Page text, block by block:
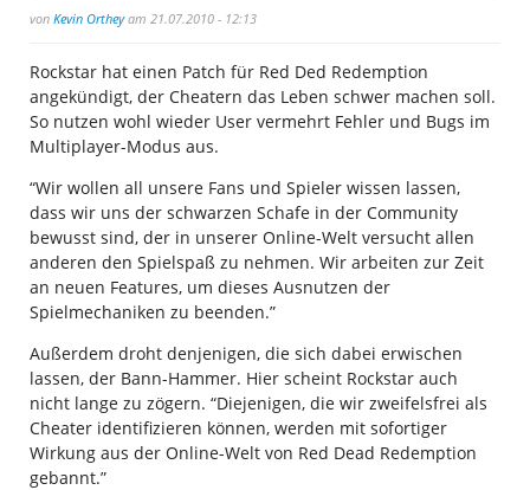
von Kevin Ortheyam 21.07.2010 - 12:13
Rockstar hat einen Patch für Red Ded Redemption
angekündigt, der Cheatern das Leben schwer machen soll.
So nutzen wohl wieder User vermehrt Fehler und Bugs im
Multiplayer-Modus aus.
“Wir wollen all unsere Fans und Spieler wissen lassen,
dass wir uns der schwarzen Schafe in der Community
bewusst sind, der in unserer Online-Welt versucht allen
anderen den Spielspaß zu nehmen. Wir arbeiten zur Zeit
an neuen Features, um dieses Ausnutzen der
Spielmechaniken zu beenden.”
Außerdem droht denjenigen, die sich dabei erwischen
lassen, der Bann-Hammer. Hier scheint Rockstar auch
nicht lange zu zögern. “Diejenigen, die wir zweifelsfrei als
Cheater identifizieren können, werden mit sofortiger
Wirkung aus der Online-Welt von Red Dead Redemption
gebannt.”